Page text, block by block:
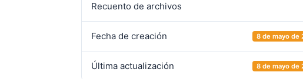
Recuento de archivos
Fecha de creación 8 de mayo de
Última actualización 8 de mayo de